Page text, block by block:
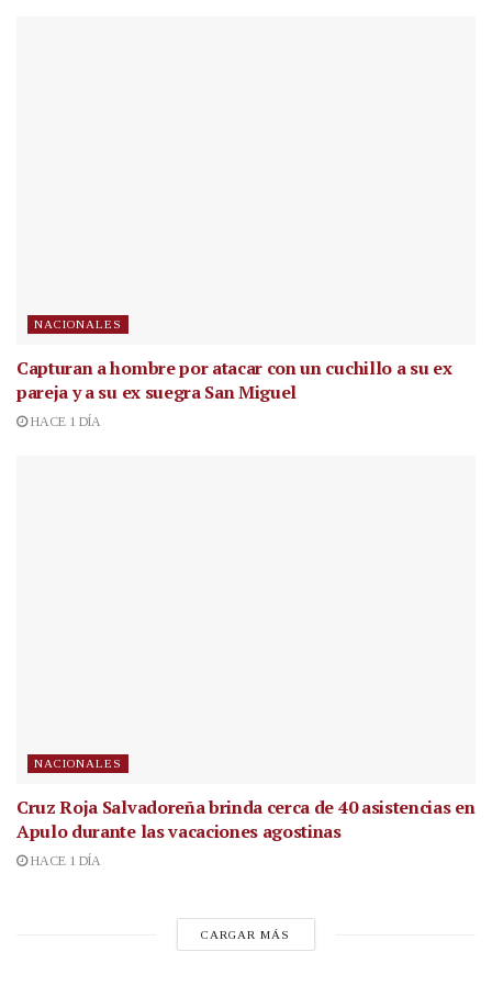
NACIONALES
Capturan a hombre por atacar con un cuchillo a su ex
pareja y a su ex suegra San Miguel
HACE 1 DÍA
NACIONALES
Cruz Roja Salvadoreña brinda cerca de 40 asistencias en
Apulo durante las vacaciones agostinas
HACE 1 DÍA
CARGAR MÁS